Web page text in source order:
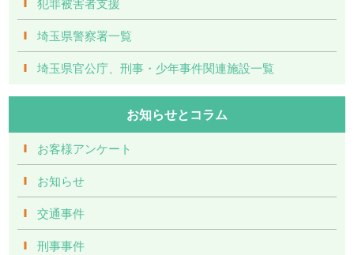
埼玉県警察署一覧
埼玉県官公庁、刑事・少年事件関連施設一覧
お知らせとコラム
お客様アンケート
お知らせ
交通事件
刑事事件